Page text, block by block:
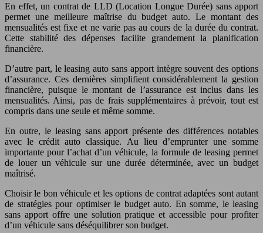
En effet, un contrat de LLD (Location Longue Durée) sans apport
permet une meilleure maîtrise du budget auto. Le montant des
mensualités est fixe et ne varie pas au cours de la durée du contrat.
Cette stabilité des dépenses facilite grandement la planification
financière.
D’autre part, le leasing auto sans apport intègre souvent des options
d’assurance. Ces dernières simplifient considérablement la gestion
financière, puisque le montant de l’assurance est inclus dans les
mensualités. Ainsi, pas de frais supplémentaires à prévoir, tout est
compris dans une seule et même somme.
En outre, le leasing sans apport présente des différences notables
avec le crédit auto classique. Au lieu d’emprunter une somme
importante pour l’achat d’un véhicule, la formule de leasing permet
de louer un véhicule sur une durée déterminée, avec un budget
maîtrisé.
Choisir le bon véhicule et les options de contrat adaptées sont autant
de stratégies pour optimiser le budget auto. En somme, le leasing
sans apport offre une solution pratique et accessible pour profiter
d’un véhicule sans déséquilibrer son budget.